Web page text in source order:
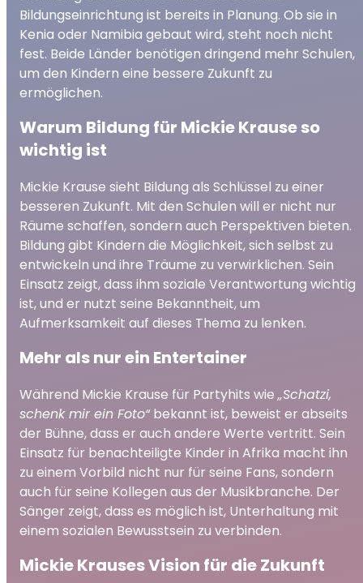
Bildungseinrichtung ist bereits in Planung. Ob sie in
Kenia oder Namibia gebaut wird, steht noch nicht
fest. Beide Länder benötigen dringend mehr Schulen,
um den Kindern eine bessere Zukunft zu
ermöglichen.
Warum Bildung für Mickie Krause so
wichtig ist
Mickie Krause sieht Bildung als Schlüssel zu einer
besseren Zukunft. Mit den Schulen will er nicht nur
Räume schaffen, sondern auch Perspektiven bieten.
Bildung gibt Kindern die Möglichkeit, sich selbst zu
entwickeln und ihre Träume zu verwirklichen. Sein
Einsatz zeigt, dass ihm soziale Verantwortung wichtig
ist, und er nutzt seine Bekanntheit, um
Aufmerksamkeit auf dieses Thema zu lenken.
Mehr als nur ein Entertainer
Während Mickie Krause für Partyhits wie „Schatzi,
schenk mir ein Foto“bekannt ist, beweist er abseits
der Bühne, dass er auch andere Werte vertritt. Sein
Einsatz für benachteiligte Kinder in Afrika macht ihn
zu einem Vorbild nicht nur für seine Fans, sondern
auch für seine Kollegen aus der Musikbranche. Der
Sänger zeigt, dass es möglich ist, Unterhaltung mit
einem sozialen Bewusstsein zu verbinden.
Mickie Krauses Vision für die Zukunft